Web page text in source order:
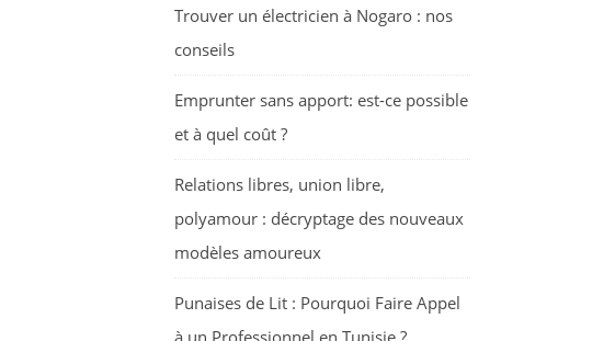
Trouver un électricien à Nogaro : nos
conseils
Emprunter sans apport: est-ce possible
et à quel coût ?
Relations libres, union libre,
polyamour : décryptage des nouveaux
modèles amoureux
Punaises de Lit : Pourquoi Faire Appel
à un Professionnel en Tunisie ?